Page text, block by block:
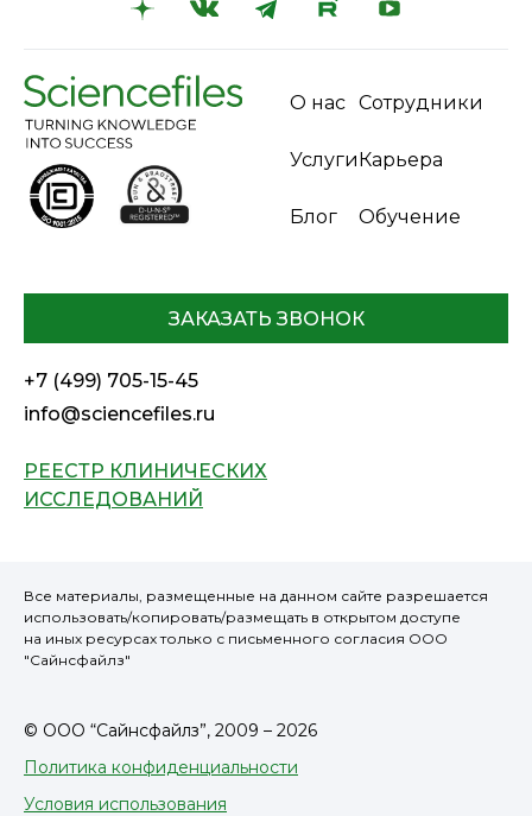
О нас
Услуги
Блог
Сотрудники
Карьера
Обучение
ЗАКАЗАТЬ ЗВОНОК
+7 (499) 705-15-45
info@sciencefiles.ru
РЕЕСТР КЛИНИЧЕСКИХ
ИССЛЕДОВАНИЙ
Все материалы, размещенные на данном сайте разрешается
использовать/копировать/размещать в открытом доступе
на иных ресурсах только с письменного согласия ООО
"Сайнсфайлз"
© ООО “Сайнсфайлз”, 2009 – 2026
Политика конфиденциальности
Условия использования